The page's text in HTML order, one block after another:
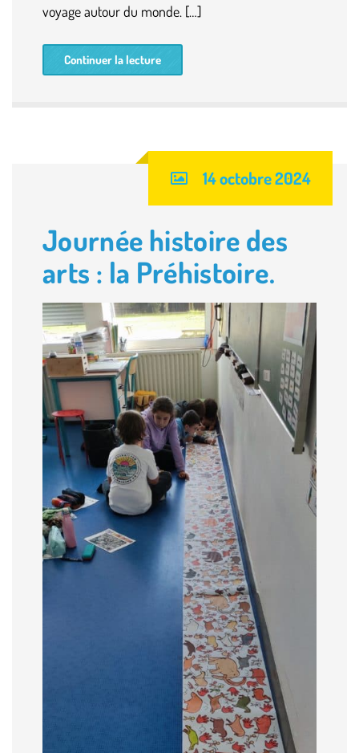
voyage autour du monde. […]
Continuer la lecture
14 octobre 2024
Journée histoire des
arts : la Préhistoire.